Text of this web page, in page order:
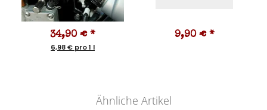
34,90 € *
6,98 € pro 1 l
9,90 € *
Ähnliche Artikel